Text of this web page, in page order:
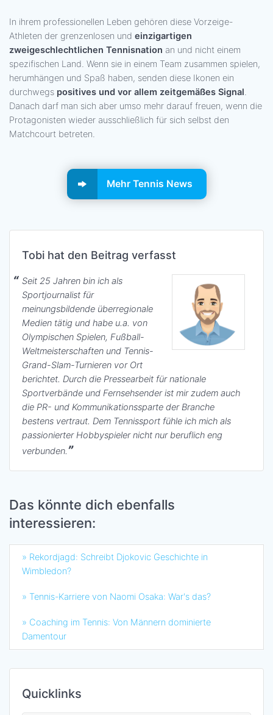
In ihrem professionellen Leben gehören diese Vorzeige-
Athleten der grenzenlosen und einzigartigen
zweigeschlechtlichen Tennisnation an und nicht einem
spezifischen Land. Wenn sie in einem Team zusammen spielen,
herumhängen und Spaß haben, senden diese Ikonen ein
durchwegs positives und vor allem zeitgemäßes Signal.
Danach darf man sich aber umso mehr darauf freuen, wenn die
Protagonisten wieder ausschließlich für sich selbst den
Matchcourt betreten.
Mehr Tennis News
Tobi hat den Beitrag verfasst
Seit 25 Jahren bin ich als
Sportjournalist für
meinungsbildende überregionale
Medien tätig und habe u.a. von
Olympischen Spielen, Fußball-
Weltmeisterschaften und Tennis-
Grand-Slam-Turnieren vor Ort
berichtet. Durch die Pressearbeit für nationale
Sportverbände und Fernsehsender ist mir zudem auch
die PR- und Kommunikationssparte der Branche
bestens vertraut. Dem Tennissport fühle ich mich als
passionierter Hobbyspieler nicht nur beruflich eng
verbunden.
Das könnte dich ebenfalls
interessieren:
» Rekordjagd: Schreibt Djokovic Geschichte in
Wimbledon?
» Tennis-Karriere von Naomi Osaka: War's das?
» Coaching im Tennis: Von Männern dominierte
Damentour
Quicklinks